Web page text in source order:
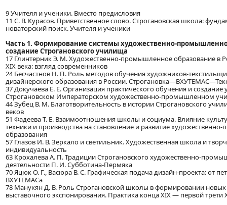
9 Учителя и ученики. Вместо предисловия
11 С. В. Курасов. Приветственное слово. Строгановская школа:
новаторский поиск. Учителя и ученики
Часть 1. Формирование системы художественно-
создание Строгановского училища
17 Глинтерник Э. М. Художественно-промышленное образование в
XIX века: взгляд современников
24 Бесчастнов Н. П. Роль методов обучения художников-
дизайнерского образования в России.
37 Докучаева Е. Е. Организация практического обучения и создание
Строгановском Императорском художественно-промышленном
44 Зубец В. М. Благотворительность в истории Строгановского
веков
51 Фадеева Т. Е. Взаимоотношения школы и социума. Влияние
техники и производства на становление и развитие
образования
57 Глазов И. В. Зеркало и светильник. Художественная школа и
индивидуальность
63 Крохалева А. П. Традиции Строгановского художественно-
деятельности П. И. Субботина-Пермяка
70 Яцюк О. Г., Васюра В. С. Графическая подача дизайн-проекта: от
ВХУТЕМАСа
78 Манукян Д. В. Роль Строгановской школы в формировании
выставочного экспонирования. Практика конца XIX — первой трети